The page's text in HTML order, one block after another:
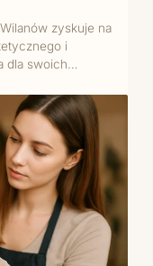
zyskuje na
i
dla swoich…